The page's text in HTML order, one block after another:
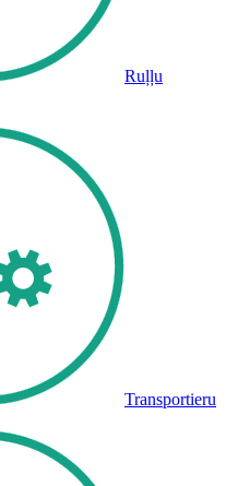
Ruļļu
Transportieru